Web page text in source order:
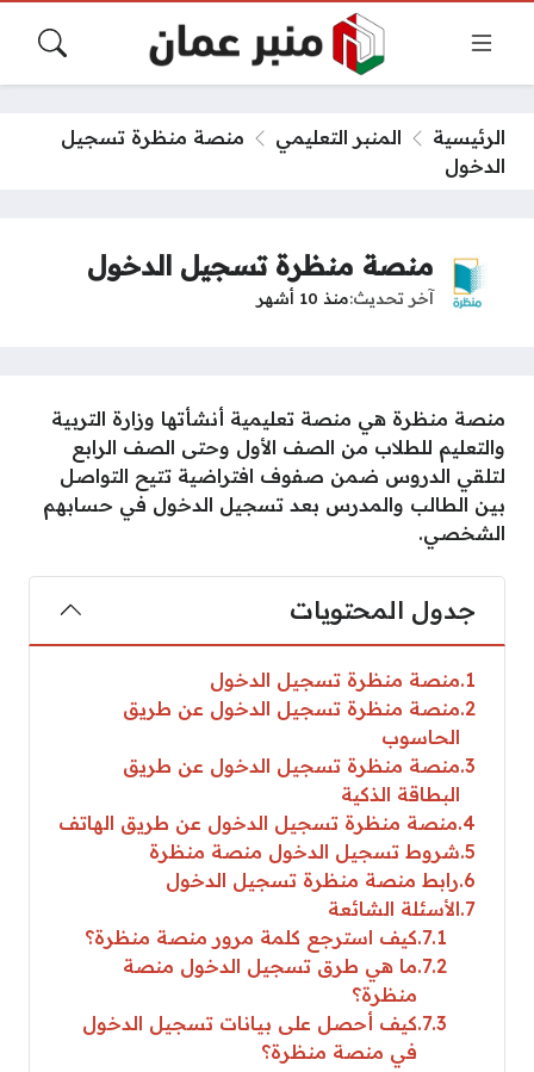
الرئيسية المنبر التعليمي
منصة منظرة تسجيل
الدخول
منصة منظرة تسجيل الدخول
آخر تحديث منذ 10 أشهر
منصة منظرة هي منصة تعليمية أنشأتها وزارة التربية
والتعليم للطلاب من الصف الأول وحتى الصف الرابع
لتلقي الدروس ضمن صفوف افتراضية تتيح التواصل
بين الطالب والمدرس بعد تسجيل الدخول في حسابهم
الشخصي.
جدول المحتويات
1 منصة منظرة تسجيل الدخول
2 منصة منظرة تسجيل الدخول عن طريق
الحاسوب
3 منصة منظرة تسجيل الدخول عن طريق
البطاقة الذكية
4 منصة منظرة تسجيل الدخول عن طريق الهاتف
5 شروط تسجيل الدخول منصة منظرة
6 رابط منصة منظرة تسجيل الدخول
7 الأسئلة الشائعة
7.1 كيف استرجع كلمة مرور منصة منظرة؟
7.2 ما هي طرق تسجيل الدخول منصة
منظرة؟
7.3 كيف أحصل على بيانات تسجيل الدخول
في منصة منظرة؟